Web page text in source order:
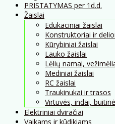
PRISTATYMAS per 1d.d.
Žaislai
Edukaciniai žaislai
Konstruktoriai ir
Kūrybiniai žaislai
Lauko žaislai
Lėlių namai,
Mediniai žaislai
RC žaislai
Traukinukai ir trasos
Virtuvės, indai,
Elektriniai dviračiai
Vaikams ir kūdikiams